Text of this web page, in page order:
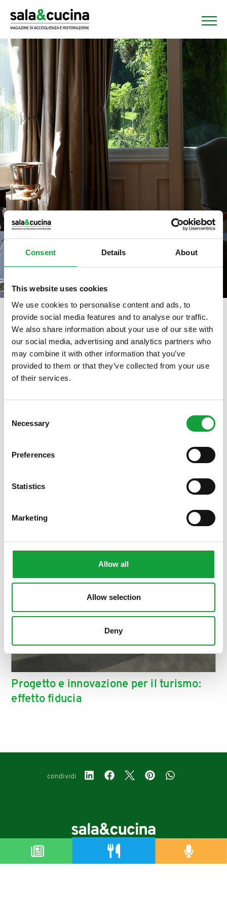
Consent Details About
This website uses cookies
We use cookies to personalise content and ads, to
provide social media features and to analyse our traffic.
We also share information about your use of our site with
our social media, advertising and analytics partners who
may combine it with other information that you’ve
provided to them or that they’ve collected from your use
of their services.
Selection
Necessary
Preferences
Statistics
Marketing
Allow all
Allow selection
Deny
tag directory > ttg travel experience
TTG Travel Experience
Progetto e innovazione per il turismo:
effetto fiducia
condividi
Copyright © 2019-2026
ISCRIVITI ALLA NEWSLETTER
Resta aggiornato su tutte le ultime novita nel campo